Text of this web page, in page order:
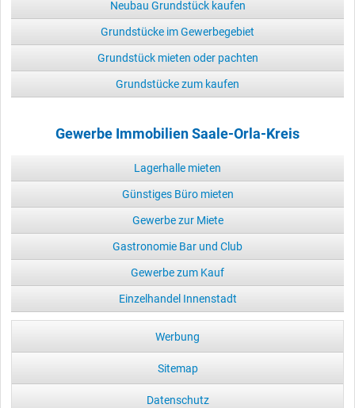
Neubau Grundstück kaufen
Grundstücke im Gewerbegebiet
Grundstück mieten oder pachten
Grundstücke zum kaufen
Gewerbe Immobilien Saale-Orla-Kreis
Lagerhalle mieten
Günstiges Büro mieten
Gewerbe zur Miete
Gastronomie Bar und Club
Gewerbe zum Kauf
Einzelhandel Innenstadt
Werbung
Sitemap
Datenschutz